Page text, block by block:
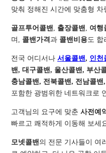
맞춰 정해진 시간에 맞춤형 차
골프투어콜밴 출장콜밴 여행
며, 콜밴가격과 콜밴비용도 합
전국 어디서나서울콜밴, 인천
밴, 대구콜밴, 울산콜밴, 부산
충남콜밴, 전북콜밴, 전남콜
포함한 광범위한 네트워크로
고객님의 요구에 맞춘사전예
빠르고 쾌적하게 이동해 보세
모넷콜밴 의 전문 기사들이 여